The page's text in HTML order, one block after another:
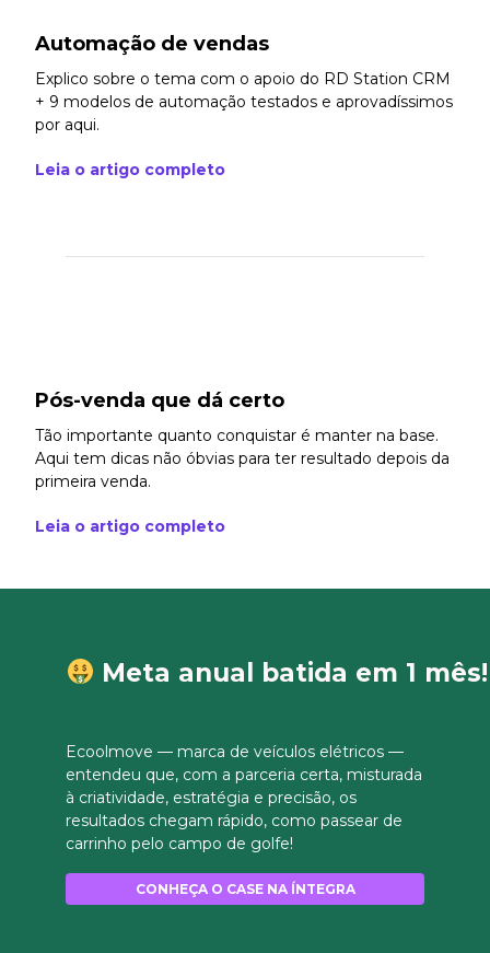
Automação de vendas
Explico sobre o tema com o apoio do RD Station CRM
+ 9 modelos de automação testados e aprovadíssimos
por aqui.
Leia o artigo completo
Pós-venda que dá certo
Tão importante quanto conquistar é manter na base.
Aqui tem dicas não óbvias para ter resultado depois da
primeira venda.
Leia o artigo completo
Meta anual batida em 1 mês!
Ecoolmove — marca de veículos elétricos —
entendeu que, com a parceria certa, misturada
à criatividade, estratégia e precisão, os
resultados chegam rápido, como passear de
carrinho pelo campo de golfe!
CONHEÇA O CASE NA ÍNTEGRA